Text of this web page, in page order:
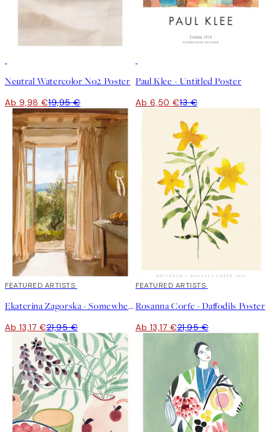
Neutral Watercolor No2 Poster
Ab 9,98 €19,95 €
Paul Klee - Untitled Poster
Ab 6,50 €13 €
40%*
FEATURED ARTISTS
Ekaterina Zagorska - Somewhere I Want to Be Poster
Ab 13,17 €21,95 €
40%*
FEATURED ARTISTS
Rosanna Corfe - Daffodils Poster
Ab 13,17 €21,95 €